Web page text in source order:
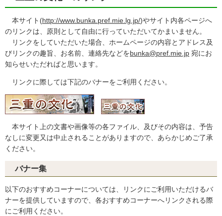
本サイト(http://www.bunka.pref.mie.lg.jp/)やサイト内各ページへ
のリンクは、原則として自由に行っていただいてかまいません。
リンクをしていただいた場合、ホームページの内容とアドレス及
びリンクの趣旨、お名前、連絡先などをbunka@pref.mie.jp 宛にお
知らせいただればと思います。
リンクに際しては下記のバナーをご利用ください。
本サイト上の文書や画像等の各ファイル、及びその内容は、予告
なしに変更又は中止されることがありますので、あらかじめご了承
ください。
バナー集
以下のおすすめコーナーについては、リンクにご利用いただけるバ
ナーを提供していますので、各おすすめコーナーへリンクされる際
にご利用ください。